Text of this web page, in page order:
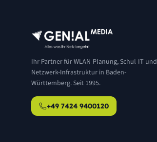
Ihr Partner für WLAN-Planung, Schul-IT und
Netzwerk-Infrastruktur in Baden-
Württemberg. Seit 1995.
+49 7424 9400120